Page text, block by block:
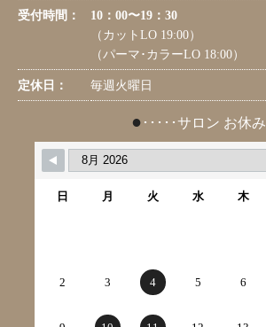
受付時間：
10：00〜19：30
（カットLO 19:00）
（パーマ･カラーLO 18:00）
定休日： 毎週火曜日
● ･････サロン お休み
日 月 火 水 木
2 3 4 5 6